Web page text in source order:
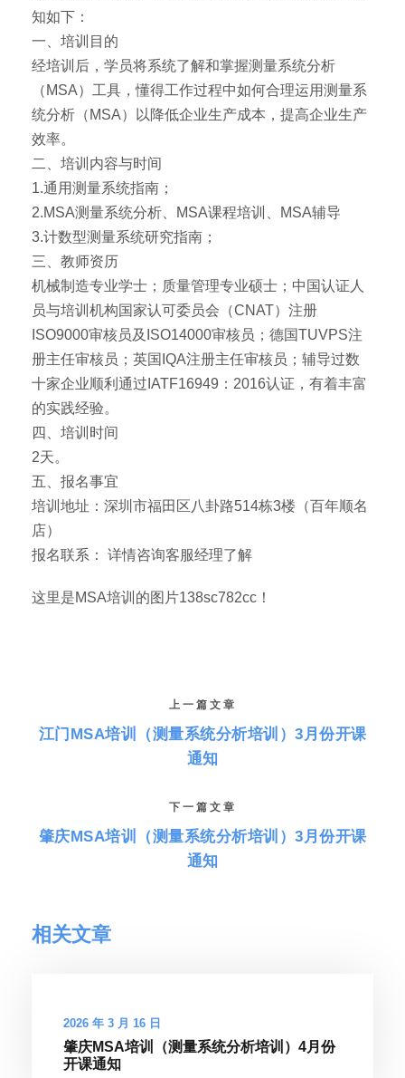
知如下：
一、培训目的
经培训后，学员将系统了解和掌握测量系统分析
（MSA）工具，懂得工作过程中如何合理运用测量系
统分析（MSA）以降低企业生产成本，提高企业生产
效率。
二、培训内容与时间
1.通用测量系统指南；
2.MSA测量系统分析、MSA课程培训、MSA辅导
3.计数型测量系统研究指南；
三、教师资历
机械制造专业学士；质量管理专业硕士；中国认证人
员与培训机构国家认可委员会（CNAT）注册
ISO9000审核员及ISO14000审核员；德国TUVPS注
册主任审核员；英国IQA注册主任审核员；辅导过数
十家企业顺利通过IATF16949：2016认证，有着丰富
的实践经验。
四、培训时间
2天。
五、报名事宜
培训地址：深圳市福田区八卦路514栋3楼（百年顺名
店）
报名联系： 详情咨询客服经理了解
这里是MSA培训的图片138sc782cc！
上一篇文章
江门MSA培训（测量系统分析培训）3月份开课
通知
下一篇文章
肇庆MSA培训（测量系统分析培训）3月份开课
通知
相关文章
2026 年 3 月 16 日
肇庆MSA培训（测量系统分析培训）4月份
开课通知